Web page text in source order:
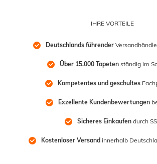
IHRE VORTEILE
Deutschlands führender
Über 15.000 Tapeten ständig im
Kompetentes und geschultes
Exzellente Kundenbewertungen
Sicheres Einkaufen durch
Kostenloser Versand innerhalb